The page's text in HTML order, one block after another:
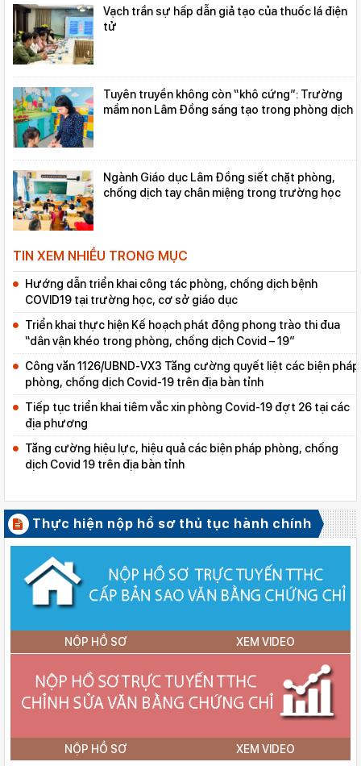
Vạch trần sự hấp dẫn giả tạo của thuốc lá điện
tử
Tuyên truyền không còn “khô cứng”: Trường
mầm non Lâm Đồng sáng tạo trong phòng dịch
Ngành Giáo dục Lâm Đồng siết chặt phòng,
chống dịch tay chân miệng trong trường học
TIN XEM NHIỀU TRONG MỤC
Hướng dẫn triển khai công tác phòng, chống dịch bệnh
COVID19 tại trường học, cơ sở giáo dục
Triển khai thực hiện Kế hoạch phát động phong trào thi đua
“dân vận khéo trong phòng, chống dịch Covid – 19”
Công văn 1126/UBND-VX3 Tăng cường quyết liệt các biện pháp
phòng, chống dịch Covid-19 trên địa bàn tỉnh
Tiếp tục triển khai tiêm vắc xin phòng Covid-19 đợt 26 tại các
địa phương
Tăng cường hiệu lực, hiệu quả các biện pháp phòng, chống
dịch Covid 19 trên địa bàn tỉnh
Thực hiện nộp hồ sơ thủ tục hành chính
NỘP HỒ SƠ XEM VIDEO
NỘP HỒ SƠ XEM VIDEO